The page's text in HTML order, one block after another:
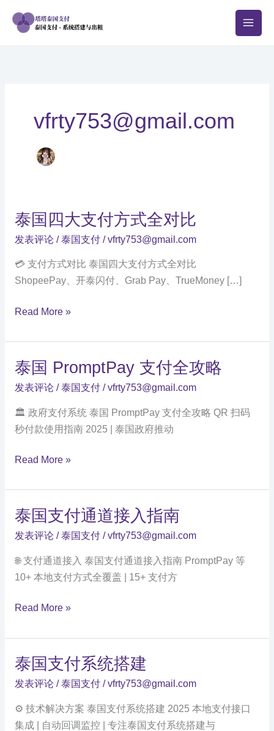
vfrty753@gmail.com
泰国四大支付方式全对比
发表评论 /泰国支付/vfrty753@gmail.com
💳 支付方式对比 泰国四大支付方式全对比
ShopeePay、开泰闪付、Grab Pay、TrueMoney […]
泰
四
大
支
付
方
式
对
Read More »
泰国 PromptPay 支付全攻略
发表评论 /泰国支付/vfrty753@gmail.com
🏛️ 政府支付系统 泰国 PromptPay 支付全攻略 QR 扫码
秒付款使用指南 2025 | 泰国政府推动
泰
PromptPay
支
付
全
攻
略
Read More »
泰国支付通道接入指南
发表评论 /泰国支付/vfrty753@gmail.com
🌐 支付通道接入 泰国支付通道接入指南 PromptPay 等
10+ 本地支付方式全覆盖 | 15+ 支付方
泰
支
付
通
道
接
入
Read More »
泰国支付系统搭建
发表评论 /泰国支付/vfrty753@gmail.com
⚙️ 技术解决方案 泰国支付系统搭建 2025 本地支付接口
集成 | 自动回调监控 | 专注泰国支付系统搭建与